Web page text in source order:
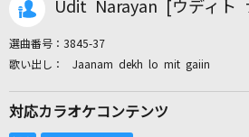
カラオケリクエ
Udit Narayan [ウディト
選曲番号： 3845-37
Jaanam dekh lo mit gaiin
対応カラオケコンテンツ